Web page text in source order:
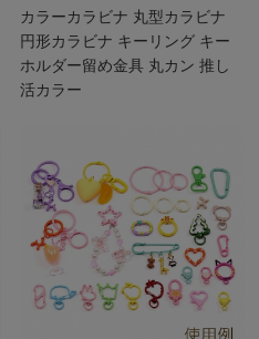
カラーカラビナ 丸型カラビナ
円形カラビナ キーリング キー
ホルダー留め金具 丸カン 推し
活カラー